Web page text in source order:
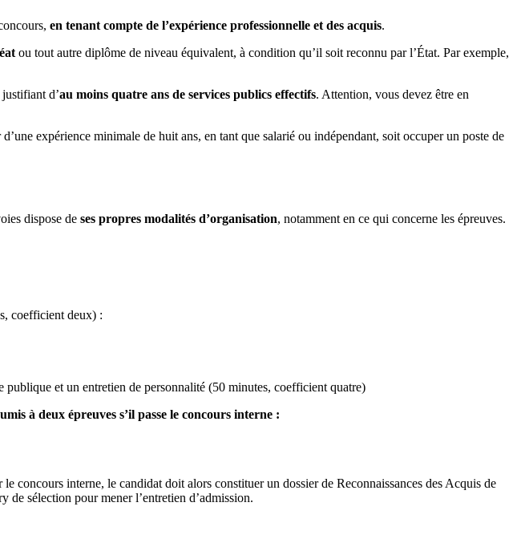
en tenant compte de l’expérience professionnelle et des acquis.
ou tout autre diplôme de niveau équivalent, à condition qu’il soit reconnu par l’État. Par exemple,
d’au moins quatre ans de services publics effectifs. Attention, vous devez être en
expérience minimale de huit ans, en tant que salarié ou indépendant, soit occuper un poste de
dispose de ses propres modalités d’organisation, notamment en ce qui concerne les épreuves.
coefficient deux) :
et un entretien de personnalité (50 minutes, coefficient quatre)
à deux épreuves s’il passe le concours interne :
le concours interne, le candidat doit alors constituer un dossier de Reconnaissances des Acquis de
de sélection pour mener l’entretien d’admission.